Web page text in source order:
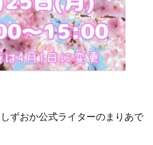
ずおか公式ライターのまりあで